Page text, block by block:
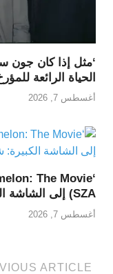
‘مثل إذا كان
الحياة الرائعة
أغسطس 7, 2026
SZA) إلى الشاشة الكبيرة: شاهد العرض التشويقي الأول
أغسطس 7, 2026
ARTICLE